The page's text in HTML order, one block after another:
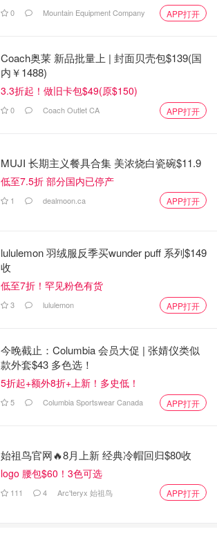
0 Mountain Equipment Company APP打开
Coach奥莱 新品批量上 | 封面贝壳包$139(国
内￥1488)
3.3折起！做旧卡包$49(原$150)
0 Coach Outlet CA APP打开
MUJI 长期主义餐具合集 美浓烧白瓷碗$11.9
低至7.5折 部分国内已停产
1 dealmoon.ca APP打开
lululemon 羽绒服反季买wunder puff 系列$149
收
低至7折！罕见粉色有货
3 lululemon APP打开
今晚截止：Columbia 会员大促 | 张婧仪类似
款外套$43 多色选！
5折起+额外8折+上新！多史低！
5 Columbia Sportswear Canada APP打开
始祖鸟官网🔥8月上新 经典冷帽回归$80收
logo 腰包$60！3色可选
111 4 Arc'teryx 始祖鸟 APP打开